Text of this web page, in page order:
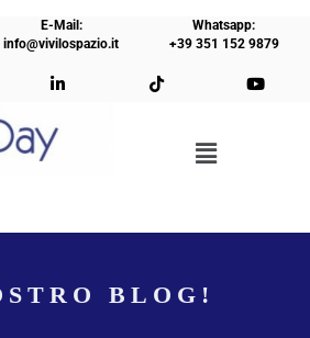
E-Mail:
info@vivilospazio.it
Whatsapp:
+39 351 152 9879
BLOG!